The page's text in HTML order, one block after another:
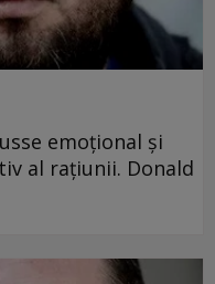
emoțional și
al rațiunii. Donald